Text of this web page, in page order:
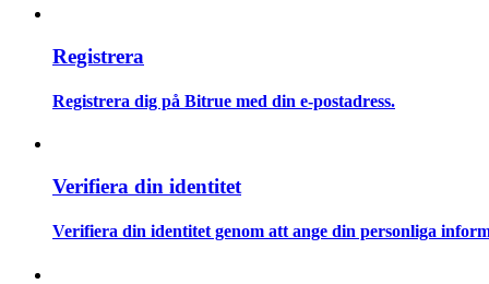
Information
Big data-analys inklusive handelsinformation, etc.
Registrera
Registrera dig på Bitrue med din e-postadress.
Verifiera din identitet
Verifiera din identitet genom att ange din personliga